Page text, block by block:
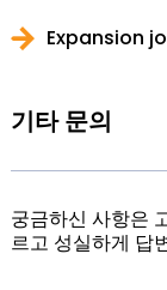
Expansion
기타 문의
궁금하신 사항은
르고 성실하게 답